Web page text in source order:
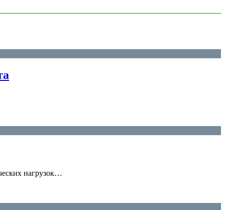
нагрузок…